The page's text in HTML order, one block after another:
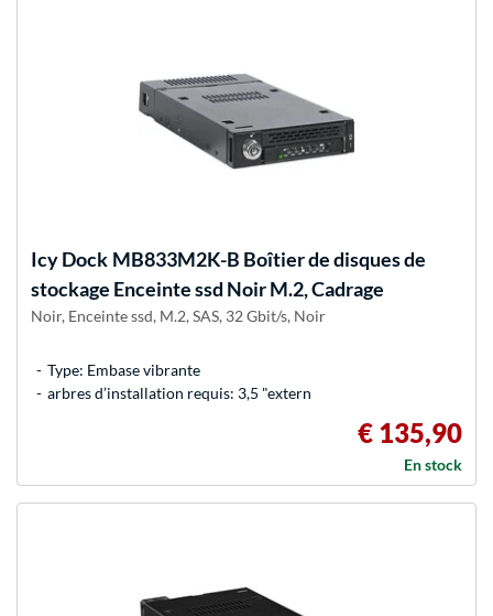
Icy Dock MB833M2K-B Boîtier de disques de
stockage Enceinte ssd Noir M.2, Cadrage
Noir, Enceinte ssd, M.2, SAS, 32 Gbit/s, Noir
Type: Embase vibrante
arbres d’installation requis: 3,5 "extern
€ 135,90
En stock